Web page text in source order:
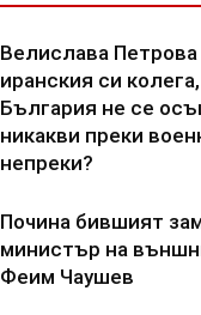
Велислава Петрова
иранския си
България не се
никакви преки
непреки?
Почина бившият
министър на
Феим Чаушев